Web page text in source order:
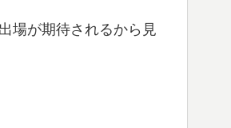
場が期待されるから見